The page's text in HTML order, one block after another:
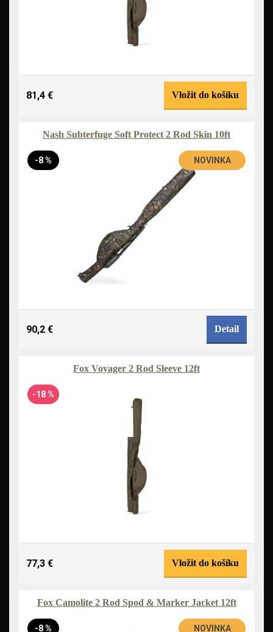
81,4 € Vložit do košíku
Nash Subterfuge Soft Protect 2 Rod Skin 10ft
-8 % NOVINKA
90,2 € Detail
Fox Voyager 2 Rod Sleeve 12ft
-18 %
77,3 € Vložit do košíku
Fox Camolite 2 Rod Spod & Marker Jacket 12ft
-8 % NOVINKA